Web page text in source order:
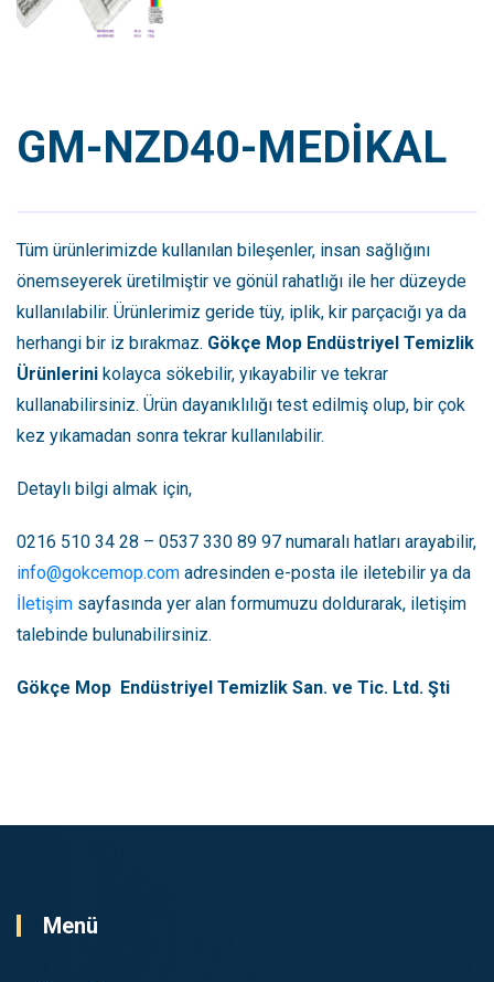
GM-NZD40-MEDİKAL
Tüm ürünlerimizde kullanılan bileşenler, insan sağlığını
önemseyerek üretilmiştir ve gönül rahatlığı ile her düzeyde
kullanılabilir. Ürünlerimiz geride tüy, iplik, kir parçacığı ya da
herhangi bir iz bırakmaz. Gökçe Mop Endüstriyel Temizlik
Ürünlerini kolayca sökebilir, yıkayabilir ve tekrar
kullanabilirsiniz. Ürün dayanıklılığı test edilmiş olup, bir çok
kez yıkamadan sonra tekrar kullanılabilir.
Detaylı bilgi almak için,
0216 510 34 28 – 0537 330 89 97 numaralı hatları arayabilir,
info@gokcemop.com adresinden e-posta ile iletebilir ya da
İletişim sayfasında yer alan formumuzu doldurarak, iletişim
talebinde bulunabilirsiniz.
Gökçe Mop Endüstriyel Temizlik San. ve Tic. Ltd. Şti
Menü